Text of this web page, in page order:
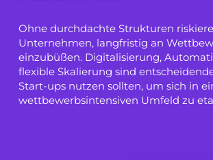
Ohne durchdachte Strukturen
Unternehmen, langfristig an
einzubüßen. Digitalisierung,
flexible Skalierung sind
Start-ups nutzen sollten, um sich in
wettbewerbsintensiven Umfeld zu